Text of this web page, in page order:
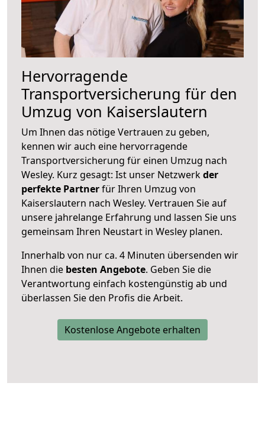
Hervorragende
Transportversicherung für den
Umzug von Kaiserslautern
Um Ihnen das nötige Vertrauen zu geben,
kennen wir auch eine hervorragende
Transportversicherung für einen Umzug nach
Wesley. Kurz gesagt: Ist unser Netzwerkder
perfekte Partnerfür Ihren Umzug von
Kaiserslautern nach Wesley. Vertrauen Sie auf
unsere jahrelange Erfahrung und lassen Sie uns
gemeinsam Ihren Neustart in Wesley planen.
Innerhalb von nur ca. 4 Minuten übersenden wir
Ihnen die besten Angebote. Geben Sie die
Verantwortung einfach kostengünstig ab und
überlassen Sie den Profis die Arbeit.
Kostenlose Angebote erhalten